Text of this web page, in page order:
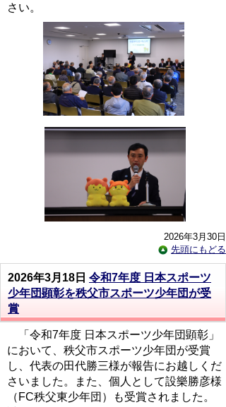
さい。
2026年3月30日
先頭にもどる
2026年3月18日 令和7年度 日本スポーツ
少年団顕彰を秩父市スポーツ少年団が受
賞
「令和7年度 日本スポーツ少年団顕彰」
において、秩父市スポーツ少年団が受賞
し、代表の田代勝三様が報告にお越しくだ
さいました。また、個人として設樂勝彦様
（FC秩父東少年団）も受賞されました。